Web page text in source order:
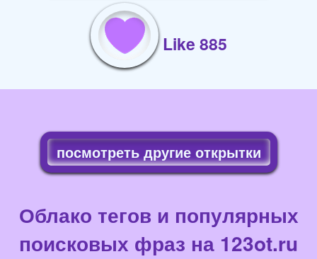
Like 885
посмотреть другие открытки
Облако тегов и популярных
поисковых фраз на 123ot.ru